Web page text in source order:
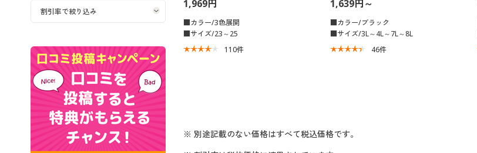
1,969円
■カラー/3色展開
■サイズ/23～25
110件
1,639円～
■カラー/ブラック
■サイズ/3L～4L～7L～8L
46件
※ 別途記載のない価格はすべて税込価格です。